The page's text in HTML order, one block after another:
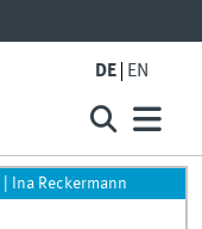
DE EN
Ina Reckermann